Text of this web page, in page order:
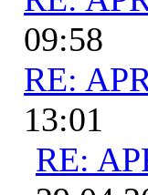
09:58
RE:
13:01
RE: